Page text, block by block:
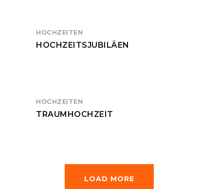
HOCHZEITEN
HOCHZEITSJUBILÄEN
HOCHZEITEN
TRAUMHOCHZEIT
LOAD MORE